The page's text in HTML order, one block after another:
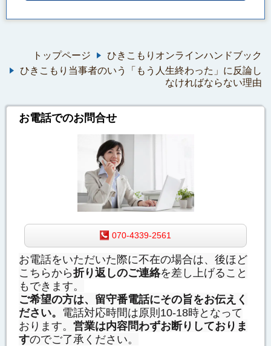
トップページ
ひきこもりオンラインハンドブック
ひきこもり当事者のいう「もう人生終わった」に反論し
なければならない理由
お電話でのお問合せ
070-4339-2561
お電話をいただいた際に不在の場合は、後ほど
こちらから折り返しのご連絡を差し上げること
もできます。
ご希望の方は、留守番電話にその旨をお伝えく
ださい。 電話対応時間は原則10-18時となって
おります。 営業は内容問わずお断りしておりま
すのでご了承ください。